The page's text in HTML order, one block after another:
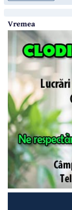
Vremea